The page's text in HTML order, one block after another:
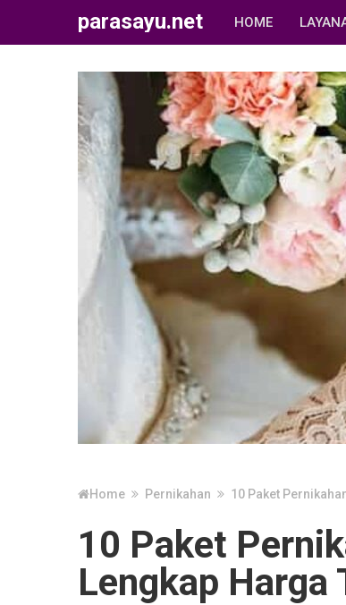
parasayu.net HOME
Home Pernikahan 10 Paket
10 Paket
Lengkap Harga